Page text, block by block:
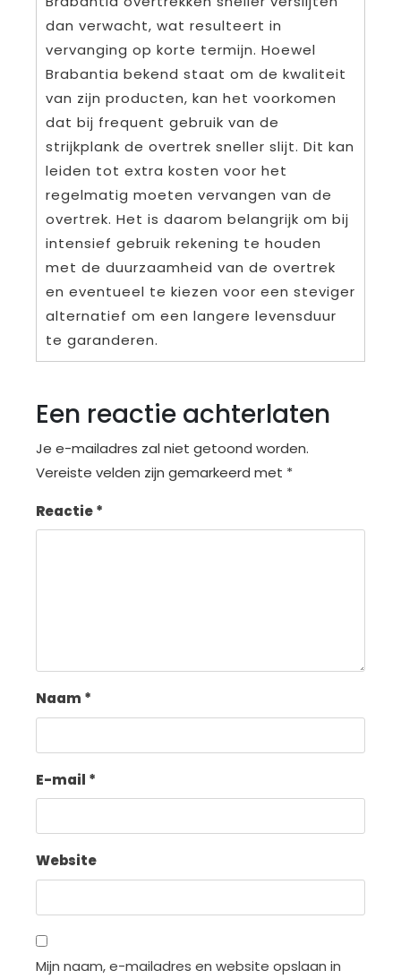
dan verwacht, wat resulteert in
vervanging op korte termijn. Hoewel
Brabantia bekend staat om de kwaliteit
van zijn producten, kan het voorkomen
dat bij frequent gebruik van de
strijkplank de overtrek sneller slijt. Dit kan
leiden tot extra kosten voor het
regelmatig moeten vervangen van de
overtrek. Het is daarom belangrijk om bij
intensief gebruik rekening te houden
met de duurzaamheid van de overtrek
en eventueel te kiezen voor een steviger
alternatief om een langere levensduur
te garanderen.
Een reactie achterlaten
Je e-mailadres zal niet getoond worden.
Vereiste velden zijn gemarkeerd met *
Reactie*
Naam *
E-mail *
Website
Mijn naam, e-mailadres en website opslaan in